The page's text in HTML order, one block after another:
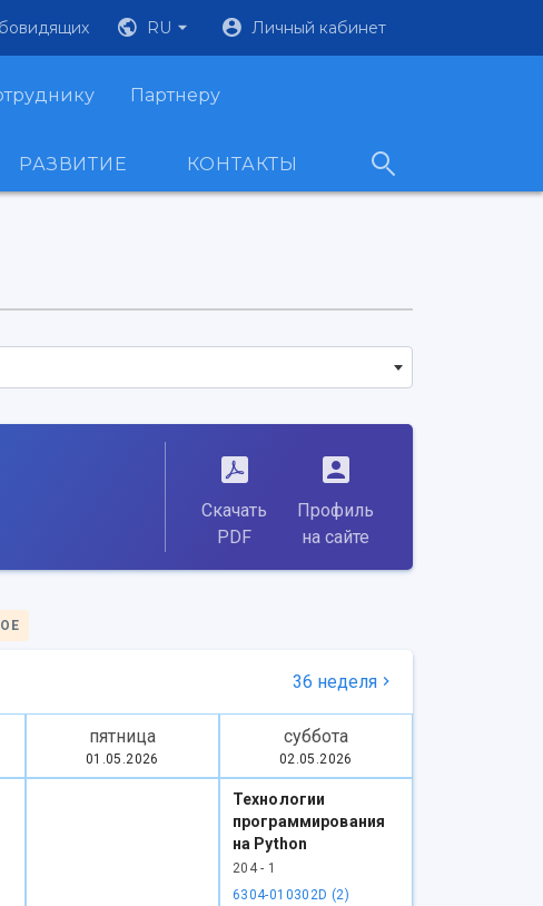
RU Личный кабинет
Партнеру
РАЗВИТИЕ КОНТАКТЫ
Скачать
PDF
Профиль
на сайте
36 неделя
пятница
01.05.2026
суббота
02.05.2026
Технологии
программирования
на Python
204 - 1
6304-010302D (2)